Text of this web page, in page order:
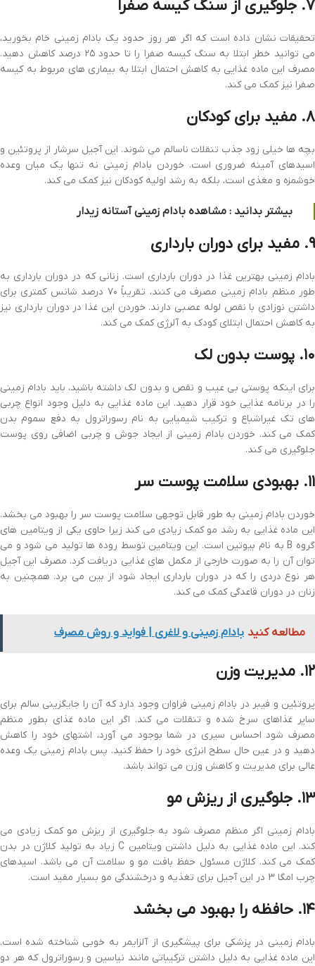
۷. جلوگیری از سنگ کیسه صفرا
تحقیقات نشان داده است که اگر هر روز حدود یک بادام زمینی خام بخورید،
می توانید خطر ابتلا به سنگ کیسه صفرا را تا حدود ۲۵ درصد کاهش دهید.
مصرف این ماده غذایی به کاهش احتمال ابتلا به بیماری های مربوط به کیسه
صفرا نیز کمک می کند.
۸. مفید برای کودکان
بچه ها خیلی زود جذب تنقلات ناسالم می شوند. این آجیل سرشار از پروتئین و
اسیدهای آمینه ضروری است. خوردن بادام زمینی نه تنها یک میان وعده
خوشمزه و مغذی است، بلکه به رشد اولیه کودکان نیز کمک می کند.
بیشتر بدانید : مشاهده بادام زمینی آستانه زیدار
۹. مفید برای دوران بارداری
بادام زمینی بهترین غذا در دوران بارداری است. زنانی که در دوران بارداری به
طور منظم بادام زمینی مصرف می کنند، تقریباً ۷۰ درصد شانس کمتری برای
داشتن نوزادی با نقص لوله عصبی دارند. خوردن این غذا در دوران بارداری نیز
به کاهش احتمال ابتلای کودک به آلرژی کمک می کند.
۱۰. پوست بدون لک
برای اینکه پوستی بی عیب و نقص و بدون لک داشته باشید، باید بادام زمینی
را در برنامه غذایی خود قرار دهید. این ماده غذایی به دلیل وجود انواع چربی
های تک غیراشباع و ترکیب شیمیایی به نام رسوراترول به دفع سموم بدن
کمک می کند. خوردن بادام زمینی از ایجاد جوش و چربی اضافی روی پوست
جلوگیری می کند.
۱۱. بهبودی سلامت پوست سر
خوردن بادام زمینی به طور قابل توجهی سلامت پوست سر را بهبود می بخشد.
این ماده غذایی به رشد مو کمک زیادی می کند زیرا حاوی یکی از ویتامین های
گروه B به نام بیوتین است. این ویتامین توسط روده ها تولید می شود و می
توان آن را به صورت خارجی از مکمل های غذایی دریافت کرد. مصرف این آجیل
هر نوع دردی را که در دوران بارداری ایجاد شود از بین می برد. همچنین به
زنان در دوران قاعدگی کمک می کند.
مطالعه کنید بادام زمینی و لاغری | فواید و روش مصرف
۱۲. مدیریت وزن
پروتئین و فیبر در بادام زمینی فراوان وجود دارد که آن را جایگزینی سالم برای
سایر غذاهای سرخ شده و تنقلات می کند. اگر این ماده غذای بطور منظم
مصرف شود احساس سیری در شما بوجود می آورد، اشتهای خود را کاهش
دهید و در عین حال سطح انرژی خود را حفظ کنید. پس بادام زمینی یک وعده
عالی برای مدیریت و کاهش وزن می تواند باشد.
۱۳. جلوگیری از ریزش مو
بادام زمینی اگر منظم مصرف شود به جلوگیری از ریزش مو کمک زیادی می
کند. این ماده غذایی به دلیل داشتن ویتامین C زیاد به تولید کلاژن در بدن
کمک می کند. کلاژن مسئول حفظ بافت مو و سلامت آن می باشد. اسیدهای
چرب امگا 3 در این آجیل برای تغذیه و درخشندگی مو بسیار مفید است.
۱۴. حافظه را بهبود می بخشد
بادام زمینی در پزشکی برای پیشگیری از آلزایمر به خوبی شناخته شده است.
این ماده غذایی به دلیل داشتن ترکیباتی مانند نیاسین و رسوراترول که هر دو